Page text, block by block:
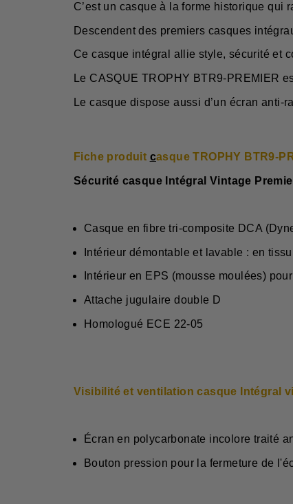
C’est un casque à la forme historique qui
Descendent des premiers casques
Ce casque intégral allie style, sécurité et
Le CASQUE TROPHY BTR9-PREMIER
Le casque dispose aussi d’un écran anti-
Fiche produit casque TROPHY BTR9-
Sécurité casque Intégral Vintage
Casque en fibre tri-composite DCA
Intérieur démontable et lavable : en
Intérieur en EPS (mousse moulées)
Attache jugulaire double D
Homologué ECE 22-05
Visibilité et ventilation casque Intégral
Écran en polycarbonate incolore traité
Bouton pression pour la